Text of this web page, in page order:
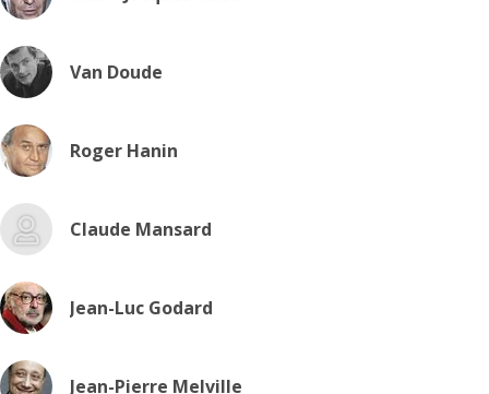
Van Doude
Roger Hanin
Claude Mansard
Jean-Luc Godard
Jean-Pierre Melville